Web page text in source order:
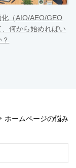
（AIO/AEO/GEO
何から始めればい
ホームページの悩み